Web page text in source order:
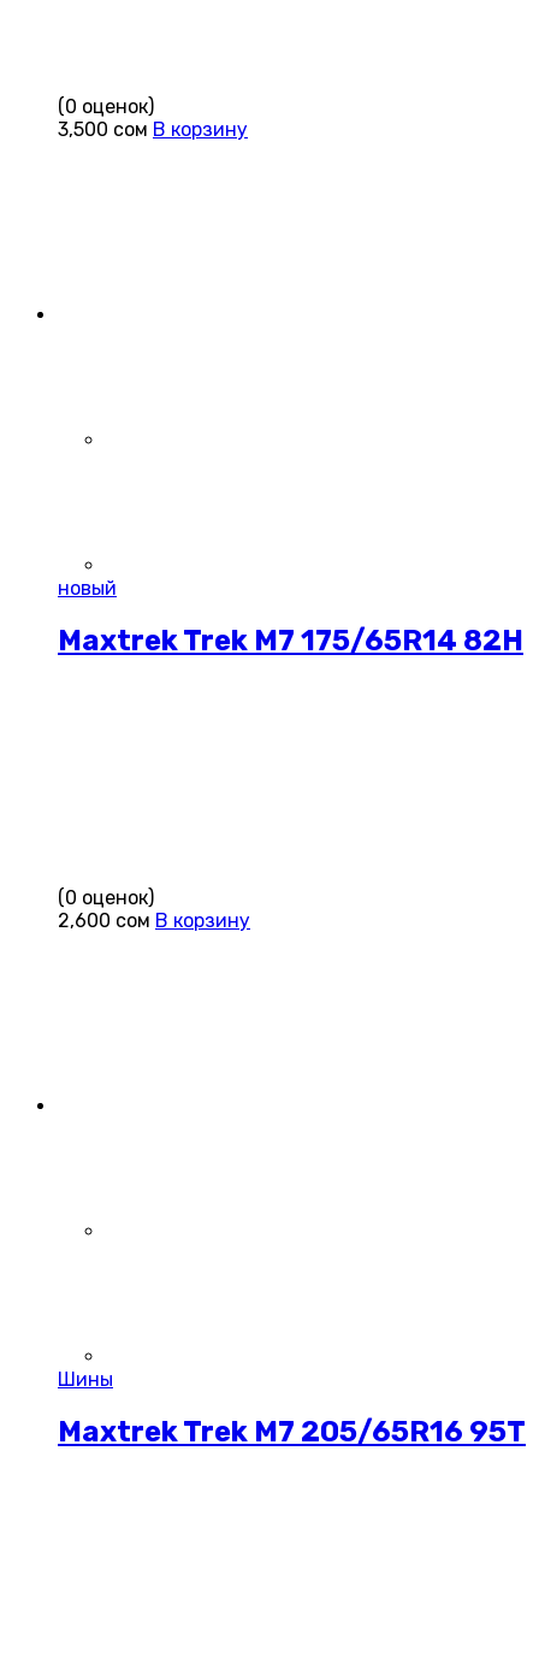
(0 оценок)
3,500 сом В корзину
новый
Maxtrek Trek M7 175/65R14 82H
(0 оценок)
2,600 сом В корзину
Шины
Maxtrek Trek M7 205/65R16 95T